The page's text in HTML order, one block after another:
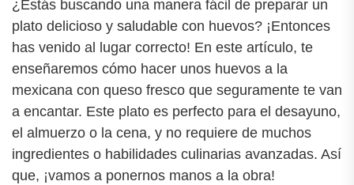
¿Estás buscando una manera fácil de preparar un
plato delicioso y saludable con huevos? ¡Entonces
has venido al lugar correcto! En este artículo, te
enseñaremos cómo hacer unos huevos a la
mexicana con queso fresco que seguramente te van
a encantar. Este plato es perfecto para el desayuno,
el almuerzo o la cena, y no requiere de muchos
ingredientes o habilidades culinarias avanzadas. Así
que, ¡vamos a ponernos manos a la obra!